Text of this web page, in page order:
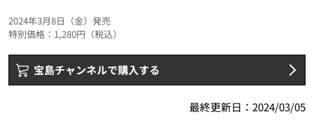
2024年3月8日（金）発売
特別価格：1,280円（税込）
宝島チャンネルで購入する
最終更新日：2024/03/05